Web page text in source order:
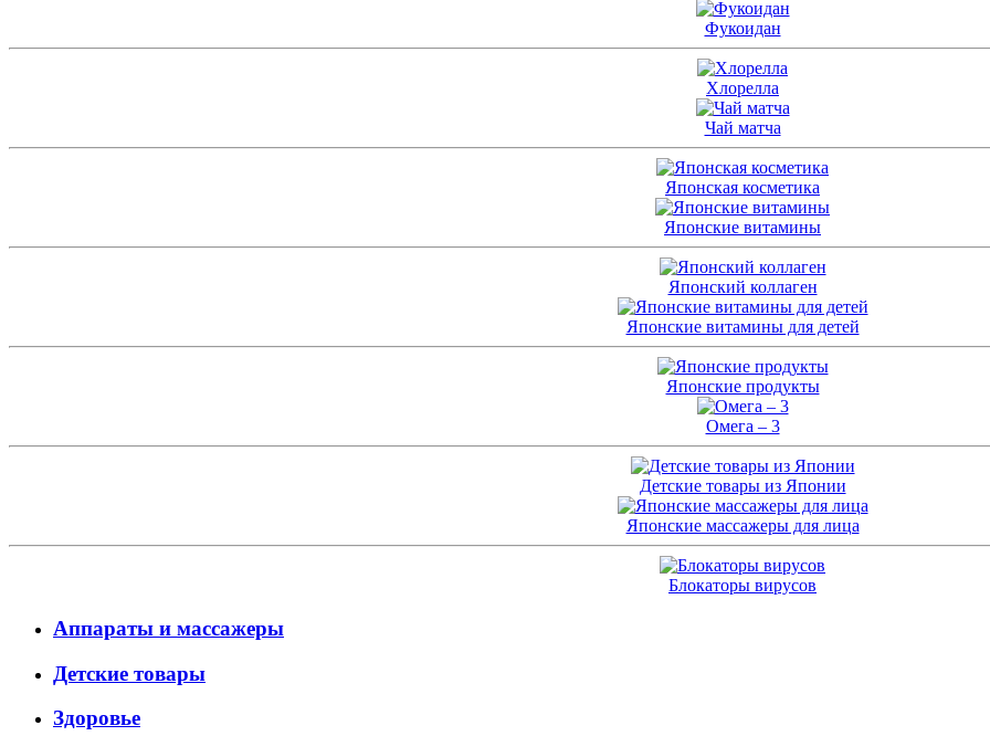
Фукоидан
Хлорелла
Чай матча
Японская косметика
Японские витамины
Японский коллаген
Японские витамины для детей
Японские продукты
Омега – 3
Детские товары из Японии
Японские массажеры для лица
Блокаторы вирусов
Аппараты и массажеры
Детские товары
Здоровье